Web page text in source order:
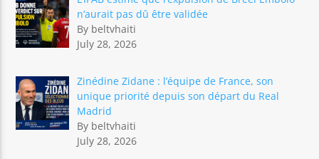
n’aurait pas dû être validée
By beltvhaiti
July 28, 2026
Zinédine Zidane : l’équipe de France, son
unique priorité depuis son départ du Real
Madrid
By beltvhaiti
July 28, 2026